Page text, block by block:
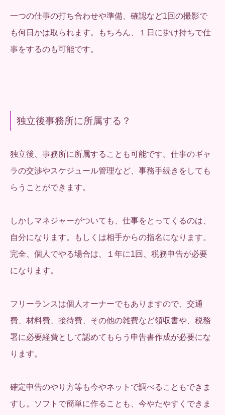
一つの仕事の打ち合わせや準備、確認など1回の撮影で
も何日かは取られます。もちろん、１日に掛け持ちで仕
事をするのも可能です。
独立後事務所に所属する？
独立後、事務所に所属することも可能です。仕事のギャ
ラの交渉やスケジュール管理など、事務手続きをしても
らうことができます。
しかしマネジャーがついても、仕事をとってくるのは、
自分になります。もしくは相手からの指名になります。
完全、個人でやる場合は、１年に1回、税務申告が必要
になります。
フリーランスは個人オーナーでもありますので、交通
費、材料費、接待費、その他の雑費など領収書や、税務
署に必要経費として認めてもらう申告書作成が必要にな
ります。
確定申告のやり方等も今やネットで調べることもできま
すし。ソフトで簡単に作ることも、今やたやすくできま